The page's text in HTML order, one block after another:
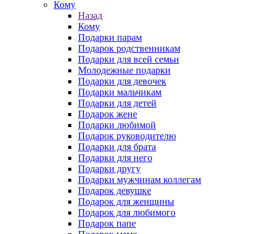
Кому
Назад
Кому
Подарки парам
Подарок родственникам
Подарки для всей семьи
Молодежные подарки
Подарки для девочек
Подарки мальчикам
Подарки для детей
Подарок жене
Подарки любимой
Подарок руководителю
Подарки для брата
Подарки для него
Подарки другу
Подарки мужчинам коллегам
Подарок девушке
Подарок для женщины
Подарок для любимого
Подарок папе